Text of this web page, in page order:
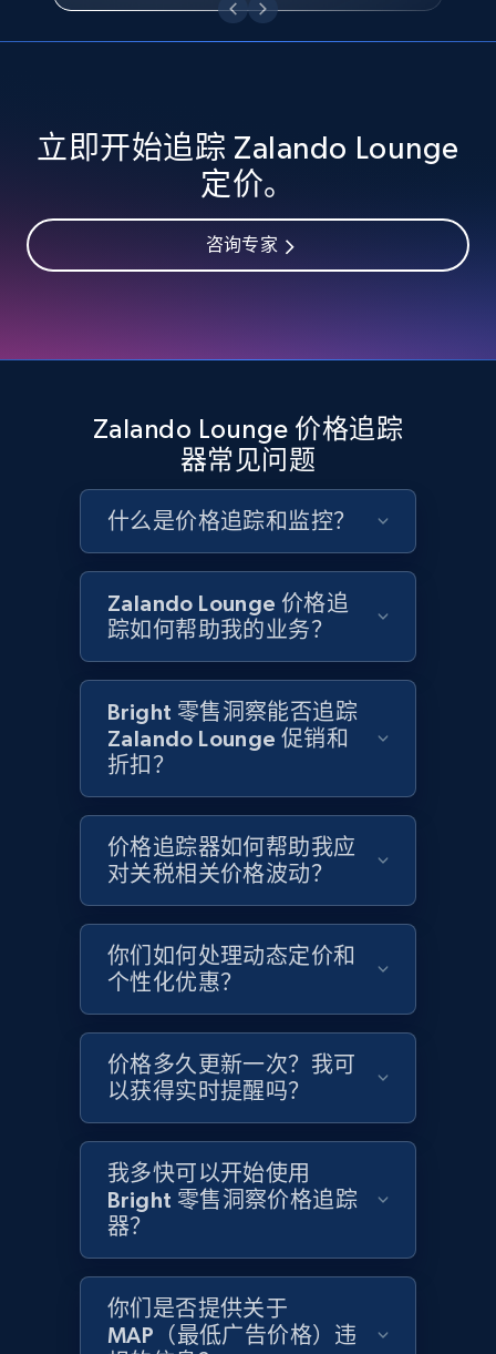
359+
eBay - Collect records by category
URL, Product id, Title, Seller name, Seller rating,
Seller reviews, Breadcrumbs, Root category, and
2.5K+ 359+ 立即开始
URL, Product id, Title, Product description,
Rating, Reviews count, Images, Variations, and
2.4K+ 199+ 立即开始
Google Shopping - collects products from
web using keywords
URL, Product id, Title, Product description,
Rating, Reviews count, Images, Variations, and
2.4K+ 199+ 立即开始
Home Depot US
URL, Domain, Country code, Model number,
Sku, Product id, Product name, Manufacturer,
and more.
2.1K+ 355+ 立即开始
Home Depot US - Gather data on products
using specified keywords
URL, Domain, Country code, Model number,
Sku, Product id, Product name, Manufacturer,
and more.
2.1K+ 355+ 立即开始
立即开始追踪 Zalando Lounge
定价。
咨询专家
Zalando Lounge 价格追踪
器常见问题
什么是价格追踪和监控？
Zalando Lounge 价格追
踪如何帮助我的业务？
Bright 零售洞察能否追踪
Zalando Lounge 促销和
折扣？
价格追踪器如何帮助我应
对关税相关价格波动？
你们如何处理动态定价和
个性化优惠？
价格多久更新一次？我可
以获得实时提醒吗？
我多快可以开始使用
Bright 零售洞察价格追踪
器？
你们是否提供关于
MAP（最低广告价格）违